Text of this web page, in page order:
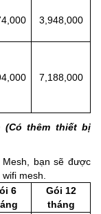
3,948,000
7,188,000
(Có thêm thiết bị
Mesh, bạn sẽ được
mesh.
6
Gói 12
tháng